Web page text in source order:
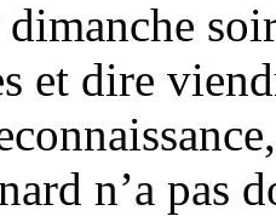
et dire
n’a pas